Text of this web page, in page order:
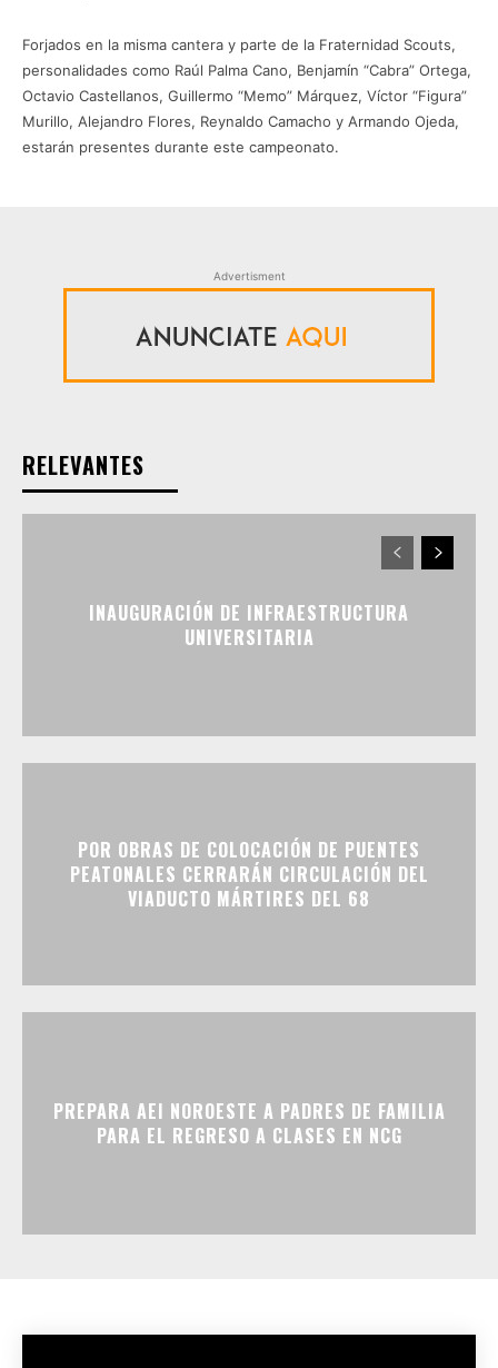
Forjados en la misma cantera y parte de la Fraternidad Scouts,
personalidades como Raúl Palma Cano, Benjamín “Cabra” Ortega,
Octavio Castellanos, Guillermo “Memo” Márquez, Víctor “Figura”
Murillo, Alejandro Flores, Reynaldo Camacho y Armando Ojeda,
estarán presentes durante este campeonato.
Advertisment
RELEVANTES
INAUGURACIÓN DE INFRAESTRUCTURA
UNIVERSITARIA
POR OBRAS DE COLOCACIÓN DE PUENTES
PEATONALES CERRARÁN CIRCULACIÓN DEL
VIADUCTO MÁRTIRES DEL 68
PREPARA AEI NOROESTE A PADRES DE FAMILIA
PARA EL REGRESO A CLASES EN NCG